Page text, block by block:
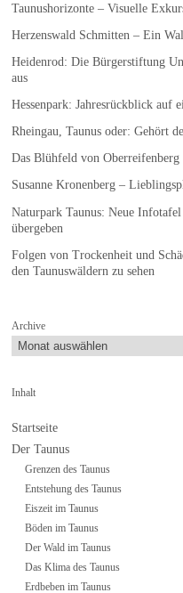
Taunushorizonte – Visuelle
Herzenswald Schmitten – Ein
Heidenrod: Die Bürgerstiftung
aus
Hessenpark: Jahresrückblick auf
Rheingau, Taunus oder: Gehört
Das Blühfeld von
Susanne Kronenberg –
Naturpark Taunus: Neue
übergeben
Folgen von Trockenheit und
den Taunuswäldern zu sehen
Archive
Inhalt
Startseite
Der Taunus
Grenzen des Taunus
Entstehung des Taunus
Eiszeit im Taunus
Böden im Taunus
Der Wald im Taunus
Das Klima des Taunus
Erdbeben im Taunus